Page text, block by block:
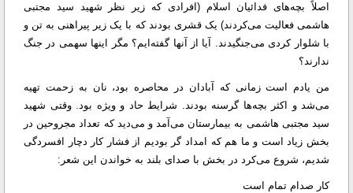
اصلاً بچه‌های فدائیان اسلام (افرادی که زیر نظر شهید سید مجتبی
هاشمی فعالیت می‌کردند) یک قشری بودند که با یک زیر پیراهنی به تن و
با شلوار کردی می‌جنگیدند. آیا از آنها گفته‌ایم؟ مگر اینها سهمی در جنگ
ندارند؟
من یادم است زمانی که آبادان در محاصره بود، نان به زحمت تهیه
می‌شد و اکثر بچه‌ها گرسنه بودند. شرایط حاد و ویژه بود. وقتی شهید
سید مجتبی هاشمی به بیمارستان می‌آمد و می‌دید که تعداد مجروحین در
بخش زیاد است و ما هم که امداد گر بودیم از فشار کار دچار افسردگی
شدیم، شروع می‌کرد در بخش با صدای بلند به خواندن این شعر:
کار صدام تمام است